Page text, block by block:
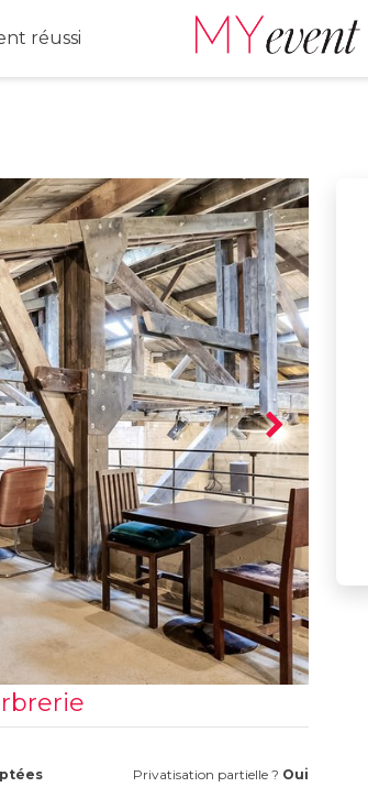
réussi
Privatisation partielle ? Oui